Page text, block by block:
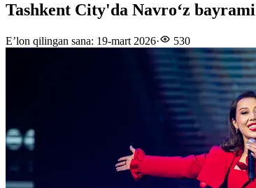
Tashkent City'da Navroʻz bayrami
E’lon qilingan sana: 19-mart 2026· 530